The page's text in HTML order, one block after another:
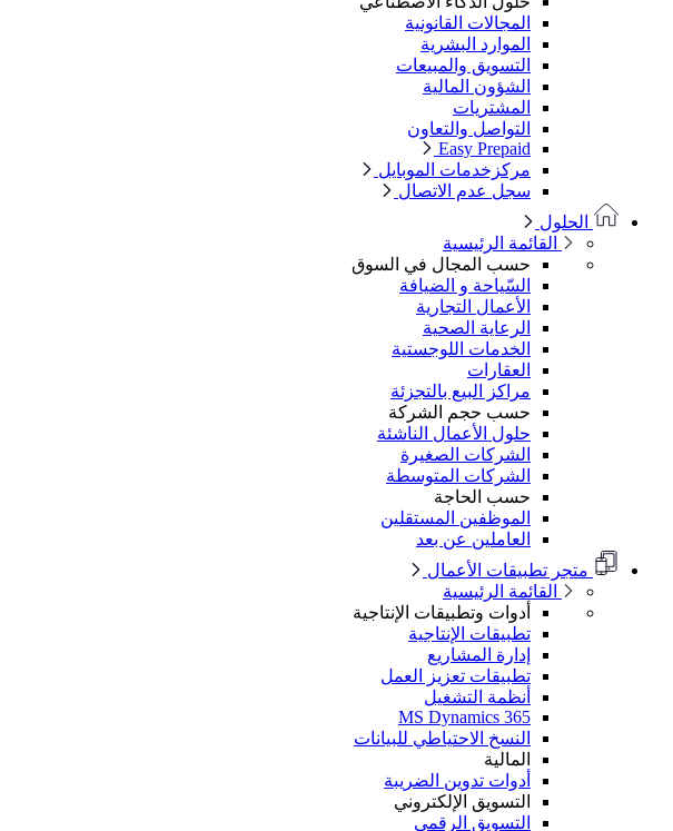
المجالات القانونية
الموارد البشرية
التسويق والمبيعات
الشؤون المالية
المشتريات
التواصل والتعاون
Easy Prepaid
مركزخدمات الموبايل
سجل عدم الاتصال
الحلول
القائمة الرئيسية
حسب المجال في السوق
السّياحة و الضيافة
الأعمال التجارية
الرعاية الصحية
الخدمات اللوجستية
العقارات
مراكز البيع بالتجزئة
حسب حجم الشركة
حلول الأعمال الناشئة
الشركات الصغيرة
الشركات المتوسطة
حسب الحاجة
الموظفين المستقلين
العاملين عن بعد
متجر تطبيقات الأعمال
القائمة الرئيسية
أدوات وتطبيقات الإنتاجية
تطبيقات الإنتاجية
إدارة المشاريع
تطبيقات تعزيز العمل
أنظمة التشغيل
MS Dynamics 365
النسخ الاحتياطي للبيانات
المالية
أدوات تدوين الضريبة
التسويق الإلكتروني
التسويق الرقمي